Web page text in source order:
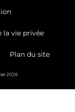
la vie privée
Plan du site
2026